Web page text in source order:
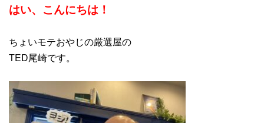
はい、こんにちは ！
ちょいモテおやじの厳選屋の
TED尾崎です。